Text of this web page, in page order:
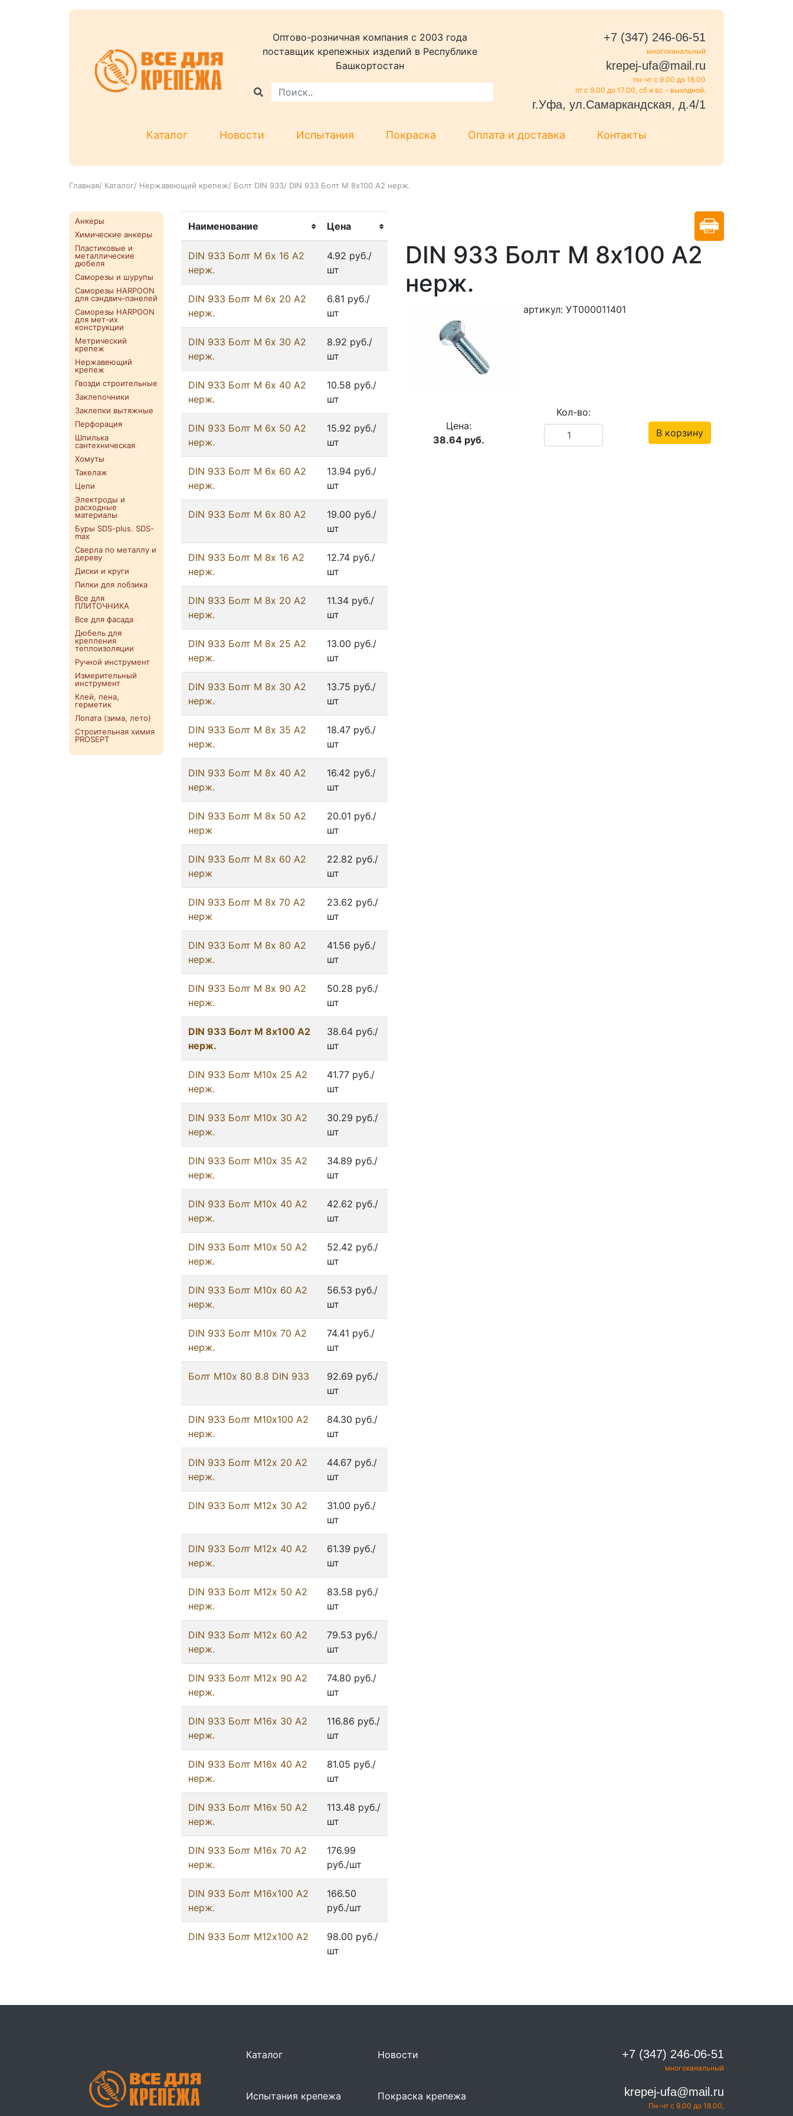
Оптово-розничная компания c 2003 года
поставщик крепежных изделий в Республике
Башкортостан
+7 (347) 246-06-51
многоканальный
krepej-ufa@mail.ru
пн-чт с 9.00 до 18.00
пт с 9.00 до 17.00, сб и вс - выходной.
г.Уфа, ул.Самаркандская, д.4/1
Каталог Новости Испытания Покраска Оплата и доставка Контакты
Главная/ Каталог/ Нержавеющий крепеж/ Болт DIN 933/ DIN 933 Болт М 8х100 А2 нерж.
Анкеры
Химические анкеры
Пластиковые и
металлические
дюбеля
Саморезы и шурупы
Саморезы HARPOON
для сэндвич-панелей
Саморезы HARPOON
для мет-их
конструкции
Метрический
крепеж
Нержавеющий
крепеж
Гвозди строительные
Заклепочники
Заклепки вытяжные
Перфорация
Шпилька
сантехническая
Хомуты
Такелаж
Цепи
Электроды и
расходные
материалы
Буры SDS-plus. SDS-
max
Сверла по металлу и
дереву
Диски и круги
Пилки для лобзика
Все для
ПЛИТОЧНИКА
Все для фасада
Дюбель для
крепления
теплоизоляции
Ручной инструмент
Измерительный
инструмент
Клей, пена,
герметик
Лопата (зима, лето)
Строительная химия
PROSEPT
Наименование Цена
DIN 933 Болт М 6х 16 А2
нерж.
4.92 руб./
шт
DIN 933 Болт М 6х 20 А2
нерж.
6.81 руб./
шт
DIN 933 Болт М 6х 30 А2
нерж.
8.92 руб./
шт
DIN 933 Болт М 6х 40 А2
нерж.
10.58 руб./
шт
DIN 933 Болт М 6х 50 А2
нерж.
15.92 руб./
шт
DIN 933 Болт М 6х 60 А2
нерж.
13.94 руб./
шт
DIN 933 Болт М 6х 80 А2
19.00 руб./
шт
DIN 933 Болт М 8х 16 А2
нерж.
12.74 руб./
шт
DIN 933 Болт М 8х 20 А2
нерж.
11.34 руб./
шт
DIN 933 Болт М 8х 25 А2
нерж.
13.00 руб./
шт
DIN 933 Болт М 8х 30 А2
нерж.
13.75 руб./
шт
DIN 933 Болт М 8х 35 А2
нерж.
18.47 руб./
шт
DIN 933 Болт М 8х 40 А2
нерж.
16.42 руб./
шт
DIN 933 Болт М 8х 50 А2
нерж
20.01 руб./
шт
DIN 933 Болт М 8х 60 А2
нерж
22.82 руб./
шт
DIN 933 Болт М 8х 70 А2
нерж
23.62 руб./
шт
DIN 933 Болт М 8х 80 А2
нерж.
41.56 руб./
шт
DIN 933 Болт М 8х 90 А2
нерж.
50.28 руб./
шт
DIN 933 Болт М 8х100 А2
нерж.
38.64 руб./
шт
DIN 933 Болт М10х 25 А2
нерж.
41.77 руб./
шт
DIN 933 Болт М10х 30 А2
нерж.
30.29 руб./
шт
DIN 933 Болт М10х 35 А2
нерж.
34.89 руб./
шт
DIN 933 Болт М10х 40 А2
нерж.
42.62 руб./
шт
DIN 933 Болт М10х 50 А2
нерж.
52.42 руб./
шт
DIN 933 Болт М10х 60 А2
нерж.
56.53 руб./
шт
DIN 933 Болт М10х 70 А2
нерж.
74.41 руб./
шт
Болт М10х 80 8.8 DIN 933
92.69 руб./
шт
DIN 933 Болт М10х100 А2
нерж.
84.30 руб./
шт
DIN 933 Болт М12х 20 А2
нерж.
44.67 руб./
шт
DIN 933 Болт М12х 30 А2
31.00 руб./
шт
DIN 933 Болт М12х 40 А2
нерж.
61.39 руб./
шт
DIN 933 Болт М12х 50 А2
нерж.
83.58 руб./
шт
DIN 933 Болт М12х 60 А2
нерж.
79.53 руб./
шт
DIN 933 Болт М12х 90 А2
нерж.
74.80 руб./
шт
DIN 933 Болт М16х 30 А2
нерж.
116.86 руб./
шт
DIN 933 Болт М16х 40 А2
нерж.
81.05 руб./
шт
DIN 933 Болт М16х 50 А2
нерж.
113.48 руб./
шт
DIN 933 Болт М16х 70 А2
нерж.
176.99
руб./шт
DIN 933 Болт М16х100 А2
нерж.
166.50
руб./шт
DIN 933 Болт М12х100 А2
98.00 руб./
шт
DIN 933 Болт М 8х100 А2
нерж.
артикул: УТ000011401
Цена:
38.64 руб.
Кол-во:
В корзину
Каталог Новости
Испытания крепежа Покраска крепежа
+7 (347) 246-06-51
многоканальный
krepej-ufa@mail.ru
Пн-чт с 9.00 до 18.00,